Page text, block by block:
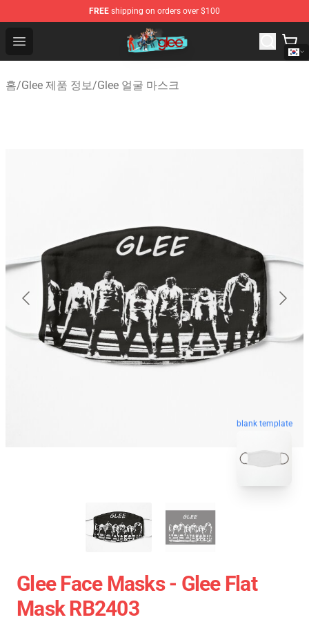
FREE shipping on orders over $100
Open menu
Glee Store - Official Glee Merchandise Shop
홈/Glee 제품 정보/Glee 얼굴 마스크
blank template
Glee Face Masks - Glee Flat
Mask RB2403